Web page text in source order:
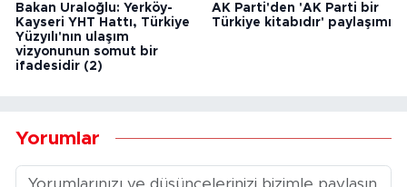
Bakan Uraloğlu: Yerköy-
Kayseri YHT Hattı, Türkiye
Yüzyılı'nın ulaşım
vizyonunun somut bir
ifadesidir (2)
AK Parti'den 'AK Parti bir
Türkiye kitabıdır' paylaşımı
Yorumlar